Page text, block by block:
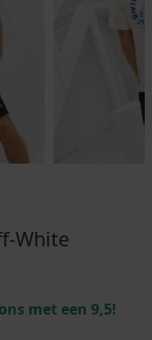
White
met een 9,5!